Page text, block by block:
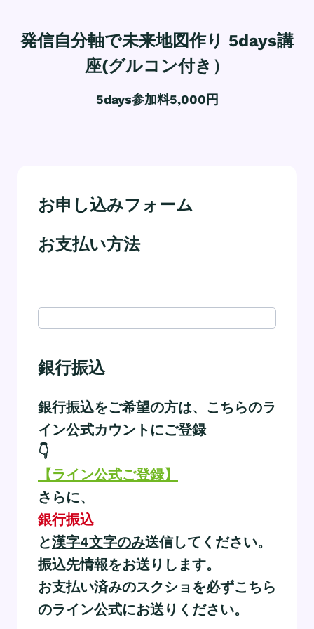
発信自分軸で未来地図作り 5days講
座(グルコン付き）
5days参加料5,000円
お申し込みフォーム
お支払い方法
銀行振込
銀行振込をご希望の方は、こちらのラ
イン公式カウントにご登録
👇
【ライン公式ご登録】
さらに、
銀行振込
と漢字4文字のみ送信してください。
振込先情報をお送りします。
お支払い済みのスクショを必ずこちら
のライン公式にお送りください。